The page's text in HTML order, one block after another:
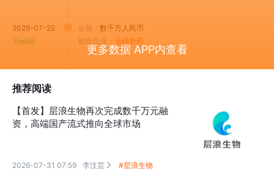
2026-07-22
PreA轮
金额： 数千万人民币
被投企业： 元码智药
更多数据 APP内查看
推荐阅读
【首发】层浪生物再次完成数千万元融
资，高端国产流式推向全球市场
2026-07-31 07:59 李汶芸  #层浪生物